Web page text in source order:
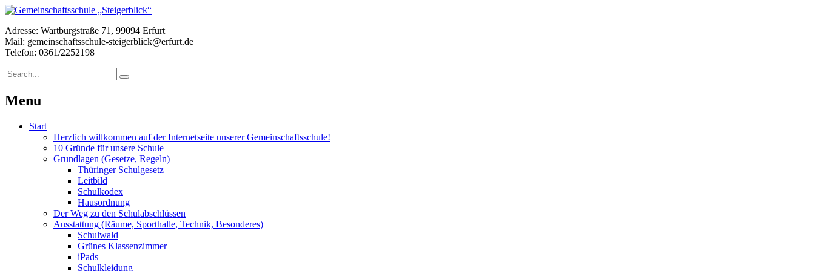
Adresse: Wartburgstraße 71, 99094 Erfurt
Mail: gemeinschaftsschule-steigerblick@erfurt.de
Telefon: 0361/2252198
Menu
Start
Herzlich willkommen auf der Internetseite unserer Gemeinschaftsschule!
10 Gründe für unsere Schule
Grundlagen (Gesetze, Regeln)
Thüringer Schulgesetz
Leitbild
Schulkodex
Hausordnung
Der Weg zu den Schulabschlüssen
Ausstattung (Räume, Sporthalle, Technik, Besonderes)
Schulwald
Grünes Klassenzimmer
iPads
Schulkleidung